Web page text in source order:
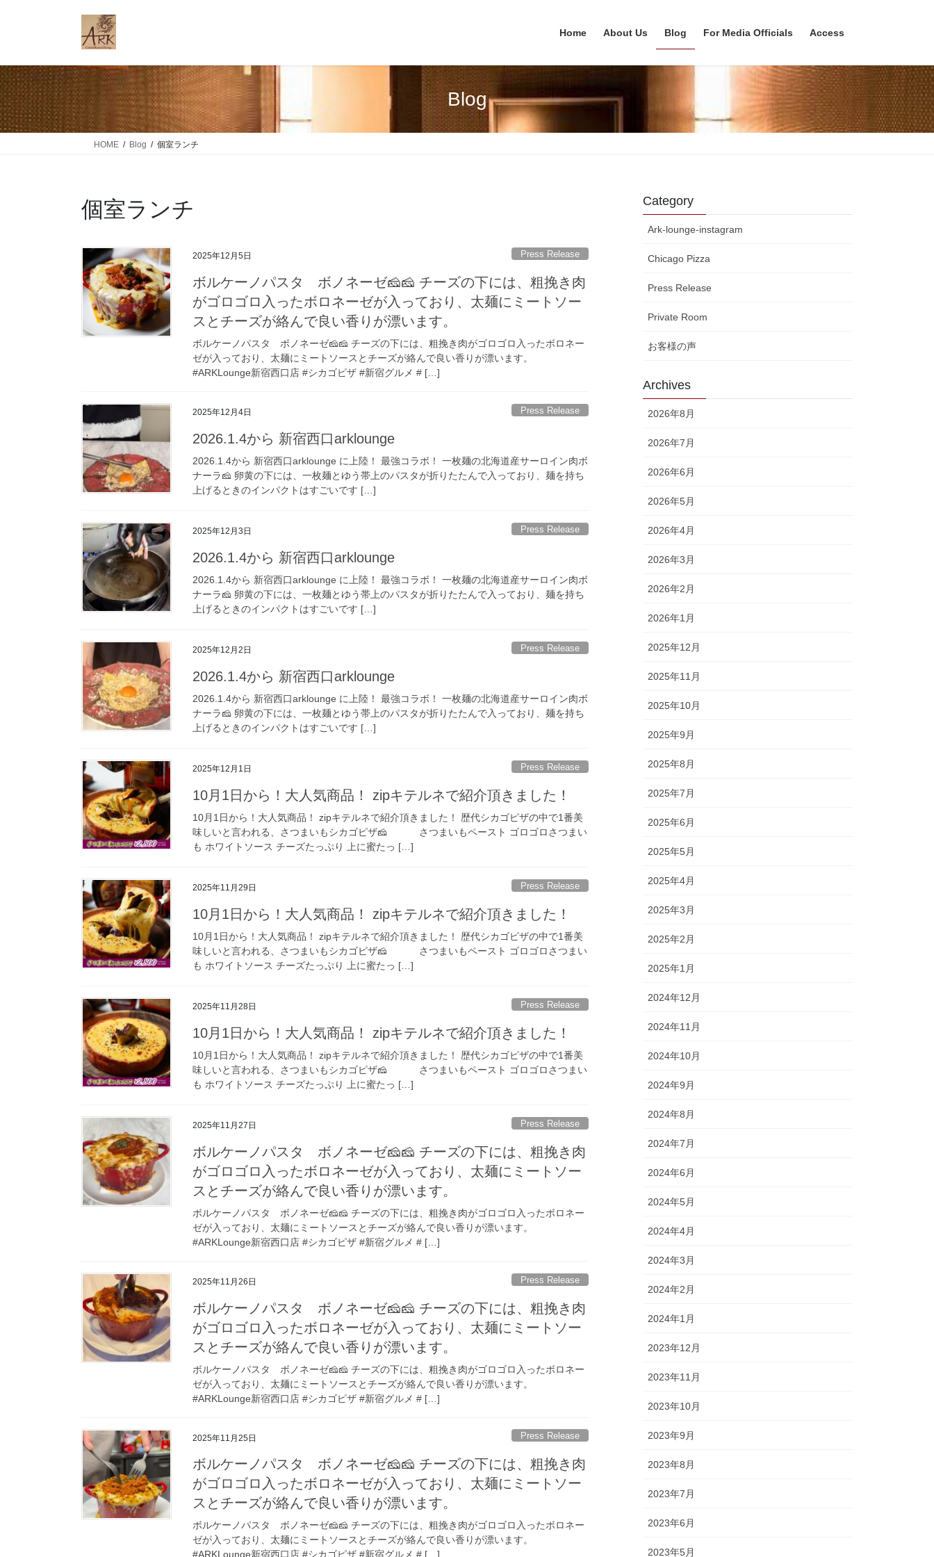
ツ
に
移
動
シ
ョ
ン
に
Home About Us Blog For Media Officials Access
Blog
HOME Blog 個室ランチ
個室ランチ
2025年12月5日 Press Release
ボルケーノパスタ ボノネーゼ🧀🧀 チーズの下には、粗挽き肉
がゴロゴロ入ったボロネーゼが入っており、太麺にミートソー
スとチーズが絡んで良い香りが漂います。
ボルケーノパスタ ボノネーゼ🧀🧀 チーズの下には、粗挽き肉がゴロゴロ入ったボロネー
ゼが入っており、太麺にミートソースとチーズが絡んで良い香りが漂います。
#ARKLounge新宿西口店 #シカゴピザ #新宿グルメ # […]
2025年12月4日 Press Release
2026.1.4から 新宿西口arklounge
2026.1.4から 新宿西口arklounge に上陸！ 最強コラボ！ 一枚麺の北海道産サーロイン肉ボ
ナーラ🧀 卵黄の下には、一枚麺とゆう帯上のパスタが折りたたんで入っており、麺を持ち
上げるときのインパクトはすごいです […]
2025年12月3日 Press Release
2026.1.4から 新宿西口arklounge
2026.1.4から 新宿西口arklounge に上陸！ 最強コラボ！ 一枚麺の北海道産サーロイン肉ボ
ナーラ🧀 卵黄の下には、一枚麺とゆう帯上のパスタが折りたたんで入っており、麺を持ち
上げるときのインパクトはすごいです […]
2025年12月2日 Press Release
2026.1.4から 新宿西口arklounge
2026.1.4から 新宿西口arklounge に上陸！ 最強コラボ！ 一枚麺の北海道産サーロイン肉ボ
ナーラ🧀 卵黄の下には、一枚麺とゆう帯上のパスタが折りたたんで入っており、麺を持ち
上げるときのインパクトはすごいです […]
2025年12月1日 Press Release
10月1日から！大人気商品！ zipキテルネで紹介頂きました！
10月1日から！大人気商品！ zipキテルネで紹介頂きました！ 歴代シカゴピザの中で1番美
味しいと言われる、さつまいもシカゴピザ🧀 さつまいもペースト ゴロゴロさつまい
も ホワイトソース チーズたっぷり 上に蜜たっ […]
2025年11月29日 Press Release
10月1日から！大人気商品！ zipキテルネで紹介頂きました！
10月1日から！大人気商品！ zipキテルネで紹介頂きました！ 歴代シカゴピザの中で1番美
味しいと言われる、さつまいもシカゴピザ🧀 さつまいもペースト ゴロゴロさつまい
も ホワイトソース チーズたっぷり 上に蜜たっ […]
2025年11月28日 Press Release
10月1日から！大人気商品！ zipキテルネで紹介頂きました！
10月1日から！大人気商品！ zipキテルネで紹介頂きました！ 歴代シカゴピザの中で1番美
味しいと言われる、さつまいもシカゴピザ🧀 さつまいもペースト ゴロゴロさつまい
も ホワイトソース チーズたっぷり 上に蜜たっ […]
2025年11月27日 Press Release
ボルケーノパスタ ボノネーゼ🧀🧀 チーズの下には、粗挽き肉
がゴロゴロ入ったボロネーゼが入っており、太麺にミートソー
スとチーズが絡んで良い香りが漂います。
ボルケーノパスタ ボノネーゼ🧀🧀 チーズの下には、粗挽き肉がゴロゴロ入ったボロネー
ゼが入っており、太麺にミートソースとチーズが絡んで良い香りが漂います。
#ARKLounge新宿西口店 #シカゴピザ #新宿グルメ # […]
2025年11月26日 Press Release
ボルケーノパスタ ボノネーゼ🧀🧀 チーズの下には、粗挽き肉
がゴロゴロ入ったボロネーゼが入っており、太麺にミートソー
スとチーズが絡んで良い香りが漂います。
ボルケーノパスタ ボノネーゼ🧀🧀 チーズの下には、粗挽き肉がゴロゴロ入ったボロネー
ゼが入っており、太麺にミートソースとチーズが絡んで良い香りが漂います。
#ARKLounge新宿西口店 #シカゴピザ #新宿グルメ # […]
2025年11月25日 Press Release
ボルケーノパスタ ボノネーゼ🧀🧀 チーズの下には、粗挽き肉
がゴロゴロ入ったボロネーゼが入っており、太麺にミートソー
スとチーズが絡んで良い香りが漂います。
ボルケーノパスタ ボノネーゼ🧀🧀 チーズの下には、粗挽き肉がゴロゴロ入ったボロネー
ゼが入っており、太麺にミートソースとチーズが絡んで良い香りが漂います。
#ARKLounge新宿西口店 #シカゴピザ #新宿グルメ # […]
Category
Ark-lounge-instagram
Chicago Pizza
Press Release
Private Room
お客様の声
Archives
2026年8月
2026年7月
2026年6月
2026年5月
2026年4月
2026年3月
2026年2月
2026年1月
2025年12月
2025年11月
2025年10月
2025年9月
2025年8月
2025年7月
2025年6月
2025年5月
2025年4月
2025年3月
2025年2月
2025年1月
2024年12月
2024年11月
2024年10月
2024年9月
2024年8月
2024年7月
2024年6月
2024年5月
2024年4月
2024年3月
2024年2月
2024年1月
2023年12月
2023年11月
2023年10月
2023年9月
2023年8月
2023年7月
2023年6月
2023年5月